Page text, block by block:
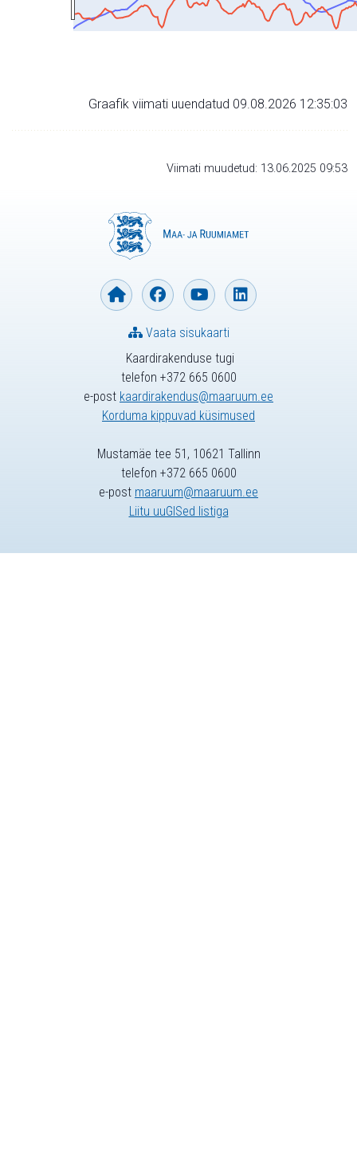
Graafik viimati uuendatud 09.08.2026 12:35:03
Viimati muudetud: 13.06.2025 09:53
Kaardirakenduse tugi
telefon +372 665 0600
e-post kaardirakendus@maaruum.ee
Korduma kippuvad küsimused
Vaata sisukaarti
Mustamäe tee 51, 10621 Tallinn
telefon +372 665 0600
e-post maaruum@maaruum.ee
Liitu uuGISed listiga